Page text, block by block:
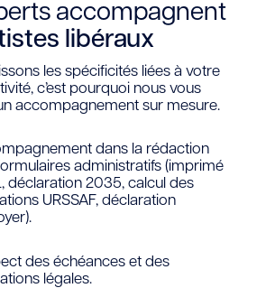
accompagnent
libéraux
les spécificités liées à votre
c’est pourquoi nous vous
accompagnement sur mesure.
dans la rédaction
administratifs (imprimé
déclaration 2035, calcul des
URSSAF, déclaration
des échéances et des
légales.